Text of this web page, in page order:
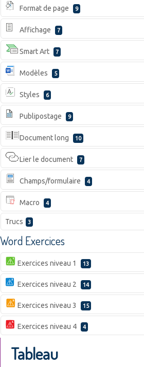
Format de page 9
Affichage 7
Smart Art 7
Modèles 5
Styles 6
Publipostage 9
Document long 10
Lier le document 7
Champs/formulaire 4
Macro 4
Trucs 3
Word Exercices
Exercices niveau 1 13
Exercices niveau 2 14
Exercices niveau 3 15
Exercices niveau 4 4
Tableau